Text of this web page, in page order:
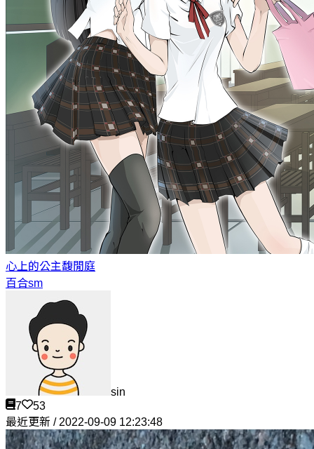
心上的公主馥閒庭
百合sm
sin
7
53
最近更新 / 2022-09-09 12:23:48